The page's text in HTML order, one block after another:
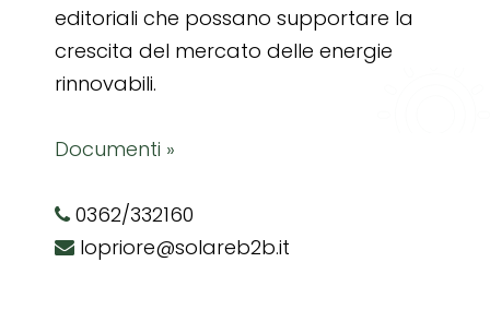
editoriali che possano supportare la
crescita del mercato delle energie
rinnovabili.
Documenti »
0362/332160
lopriore@solareb2b.it